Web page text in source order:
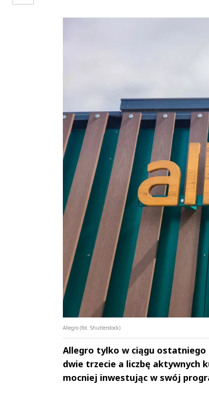
Allegro (fot. Shutterstock)
Allegro tylko w ciągu ostatniego
dwie trzecie a liczbę aktywnych
mocniej inwestując w swój